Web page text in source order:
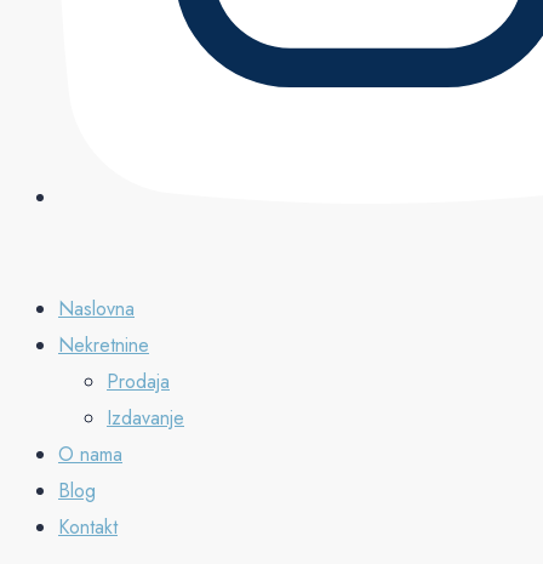
Naslovna
Nekretnine
Prodaja
Izdavanje
O nama
Blog
Kontakt